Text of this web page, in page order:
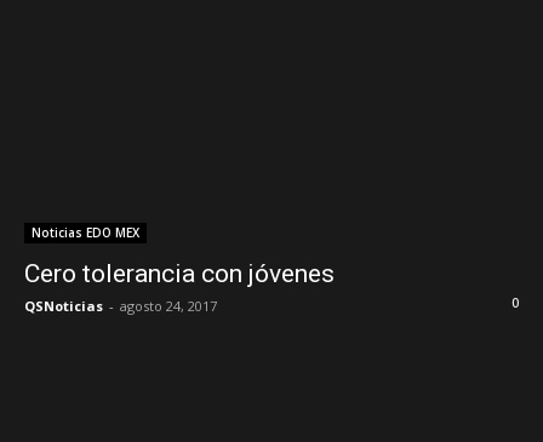
Noticias EDO MEX
Cero tolerancia con jóvenes
QSNoticias - agosto 24, 2017 0